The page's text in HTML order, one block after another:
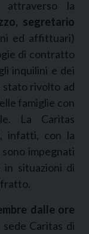
attraverso la
segretario
ed affittuari)
di contratto
inquilini e dei
rivolto ad
famiglie con
La Caritas
infatti, con la
impegnati
situazioni di
dalle ore
Caritas di